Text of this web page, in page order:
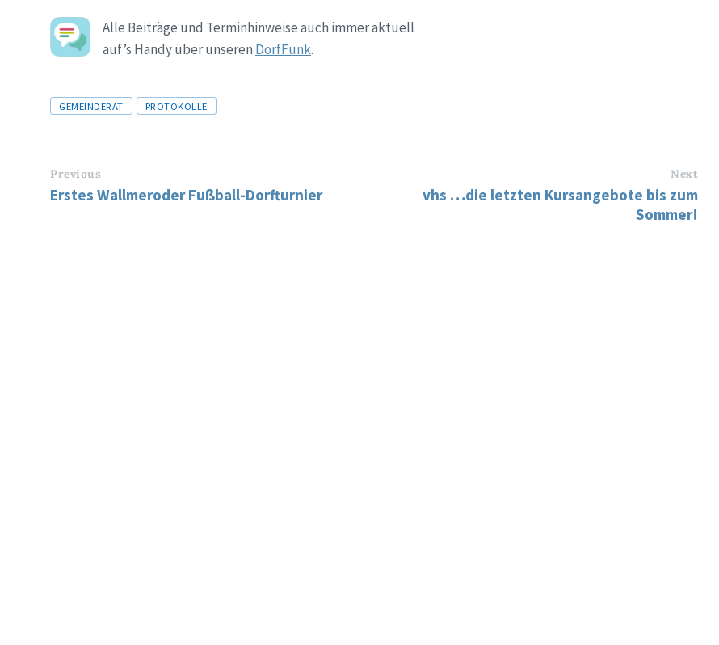
Alle Beiträge und Terminhinweise auch immer aktuell
auf’s Handy über unseren DorfFunk.
Tags
GEMEINDERAT PROTOKOLLE
Previous
Erstes Wallmeroder Fußball-Dorfturnier
Next
vhs …die letzten Kursangebote bis zum
Sommer!